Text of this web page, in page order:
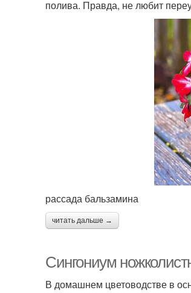
полива. Правда, не любит
рассада бальзамина
читать дальше →
Сингониум
В домашнем цветоводстве в